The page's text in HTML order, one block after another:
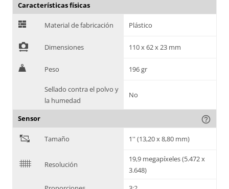
Características físicas
G Material de fabricación Plástico
! Dimensiones 110 x 62 x 23 mm
H Peso 196 gr
Sellado contra el polvo y
la humedad
No
Sensor help_outline
" Tamaño 1'' (13,20 x 8,80 mm)
$ Resolución
19,9 megapíxeles (5.472 x
3.648)